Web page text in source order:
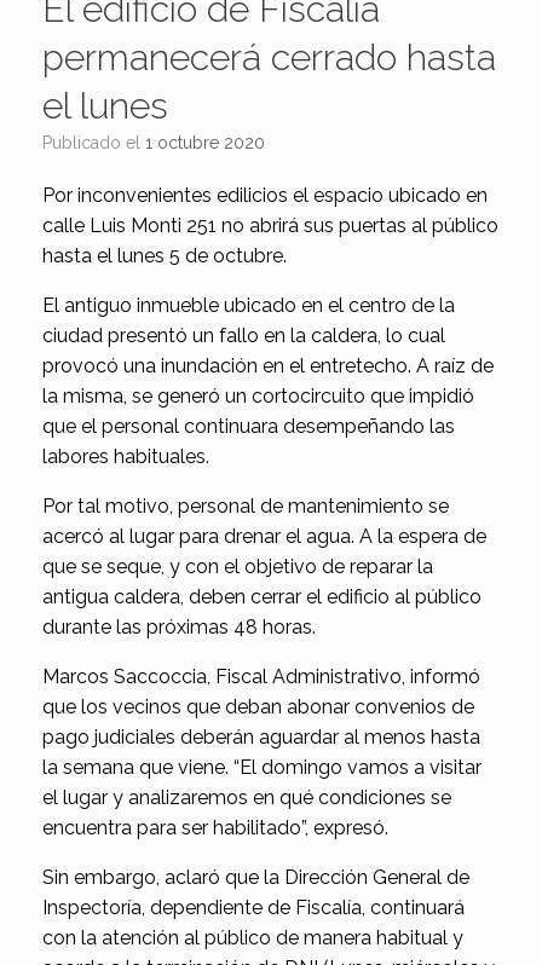
El edificio de Fiscalía
permanecerá cerrado hasta
el lunes
Publicado el 1 octubre 2020
Por inconvenientes edilicios el espacio ubicado en
calle Luis Monti 251 no abrirá sus puertas al público
hasta el lunes 5 de octubre.
El antiguo inmueble ubicado en el centro de la
ciudad presentó un fallo en la caldera, lo cual
provocó una inundación en el entretecho. A raíz de
la misma, se generó un cortocircuito que impidió
que el personal continuara desempeñando las
labores habituales.
Por tal motivo, personal de mantenimiento se
acercó al lugar para drenar el agua. A la espera de
que se seque, y con el objetivo de reparar la
antigua caldera, deben cerrar el edificio al público
durante las próximas 48 horas.
Marcos Saccoccia, Fiscal Administrativo, informó
que los vecinos que deban abonar convenios de
pago judiciales deberán aguardar al menos hasta
la semana que viene. “El domingo vamos a visitar
el lugar y analizaremos en qué condiciones se
encuentra para ser habilitado”, expresó.
Sin embargo, aclaró que la Dirección General de
Inspectoría, dependiente de Fiscalía, continuará
con la atención al público de manera habitual y